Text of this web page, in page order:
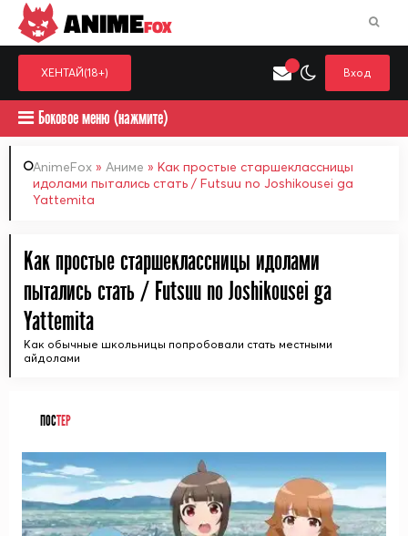
ANIMEFOX
ХЕНТАЙ(18+) Вход
Боковое меню (нажмите)
AnimeFox » Аниме » Как простые старшеклассницы
идолами пытались стать / Futsuu no Joshikousei ga
Yattemita
Как простые старшеклассницы идолами
пытались стать / Futsuu no Joshikousei ga
Yattemita
Как обычные школьницы попробовали стать местными
айдолами
ПОСТЕР